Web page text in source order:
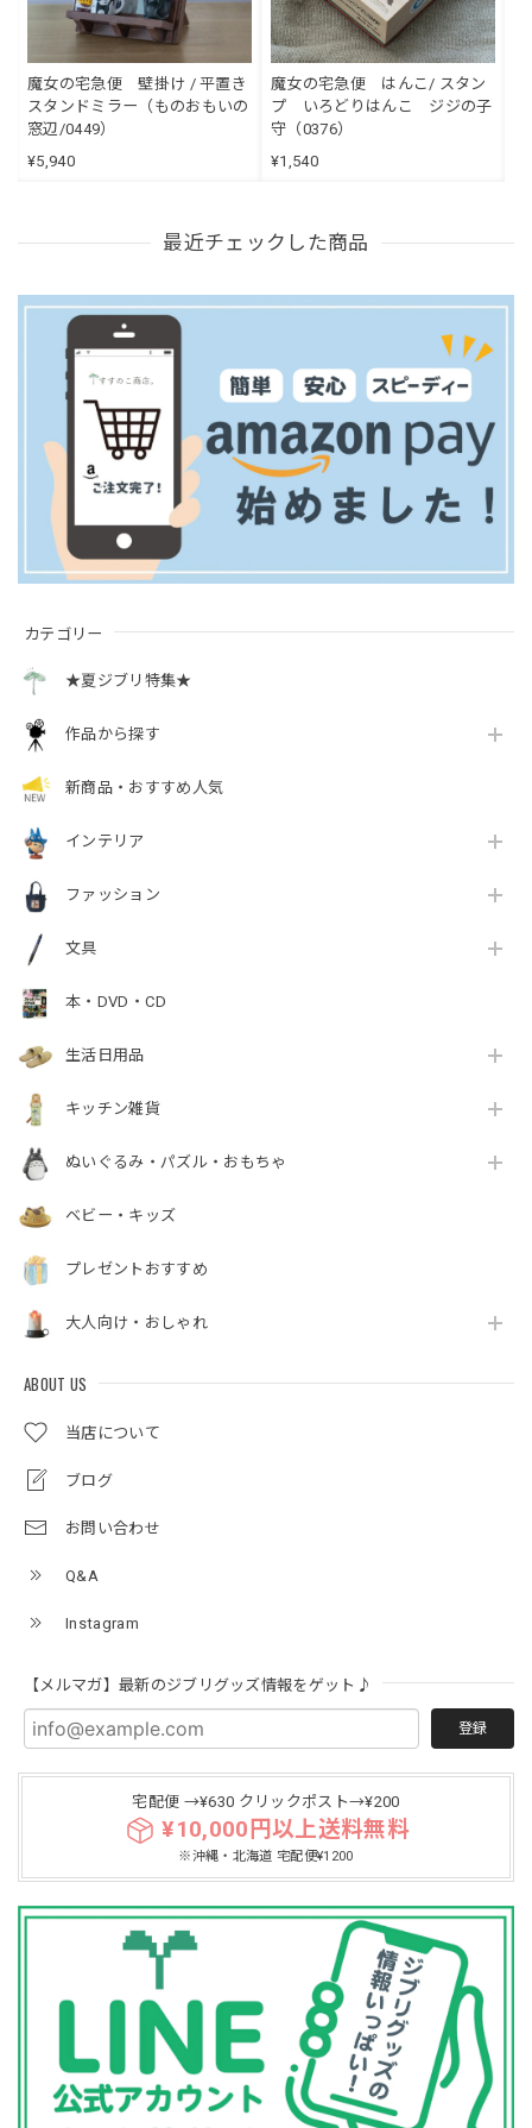
カテゴリー
★夏ジブリ特集★
作品から探す
新商品・おすすめ人気
インテリア
ファッション
文具
本・DVD・CD
生活日用品
キッチン雑貨
ぬいぐるみ・パズル・おもちゃ
ベビー・キッズ
プレゼントおすすめ
大人向け・おしゃれ
ABOUT US
当店について
ブログ
お問い合わせ
Q&A
Instagram
【メルマガ】最新のジブリグッズ情報をゲット♪
登録
宅配便 →¥630 クリックポスト→¥200
¥10,000円以上送料無料
※沖縄・北海道 宅配便¥1200
魔女の宅急便 壁掛け / 平置き
スタンドミラー（ものおもいの
窓辺/0449）
¥5,940
魔女の宅急便 はんこ/ スタン
プ いろどりはんこ ジジの子
守（0376）
¥1,540
最近チェックした商品